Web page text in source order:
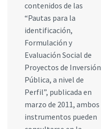
contenidos de las
“Pautas para la
identificación,
Formulación y
Evaluación Social de
Proyectos de Inversión
Pública, a nivel de
Perfil”, publicada en
marzo de 2011, ambos
instrumentos pueden